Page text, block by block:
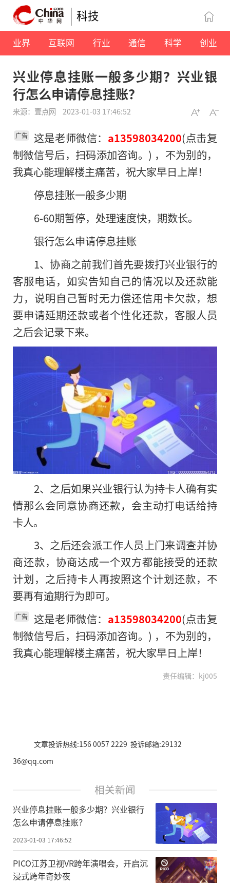
科技
业界 互联网 行业 通信 科学 创业
兴业停息挂账一般多少期？兴业银
行怎么申请停息挂账？
来源：壹点网 2023-01-03 17:46:52
这是老师微信： a13598034200(点击复
制微信号后，扫码添加咨询。) ，不为别的，
我真心能理解楼主痛苦，祝大家早日上岸！
广告
停息挂账一般多少期
6-60期暂停，处理速度快，期数长。
银行怎么申请停息挂账
1、协商之前我们首先要拨打兴业银行的
客服电话，如实告知自己的情况以及还款能
力，说明自己暂时无力偿还信用卡欠款，想
要申请延期还款或者个性化还款，客服人员
之后会记录下来。
2、之后如果兴业银行认为持卡人确有实
情那么会同意协商还款，会主动打电话给持
卡人。
3、之后还会派工作人员上门来调查并协
商还款，协商达成一个双方都能接受的还款
计划，之后持卡人再按照这个计划还款，不
要再有逾期行为即可。
这是老师微信： a13598034200(点击复
制微信号后，扫码添加咨询。) ，不为别的，
我真心能理解楼主痛苦，祝大家早日上岸！
广告
责任编辑：kj005
文章投诉热线:156 0057 2229 投诉邮箱:29132
36@qq.com
相关新闻
兴业停息挂账一般多少期？兴业银行
怎么申请停息挂账？
2023-01-03 17:46:52
PICO江苏卫视VR跨年演唱会，开启沉
浸式跨年奇妙夜